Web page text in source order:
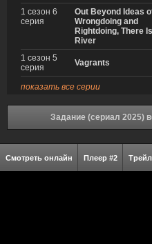
1 сезон 6
серия
Out Beyond Ideas
Wrongdoing and
Rightdoing, There
River
1 сезон 5
серия
Vagrants
показать все серии
Задание (сериал 2025)
Смотреть онлайн Плеер #2